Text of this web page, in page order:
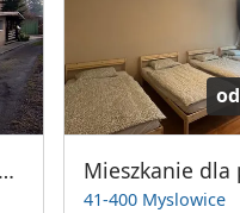
Kwatery pracownicze Staszic Dąbrowa Górnicza
od
41-400 Myslowice